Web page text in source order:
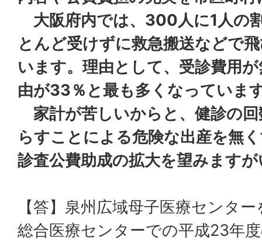
大阪府内では、300人に1人の
とんど受けずに救急搬送などで
います。理由として、受診費用
由が33％と最も多くなっていま
家計が苦しいからと、健診の
らすことによる危険な出産を無
診査公費助成の拡大を望みます
【答】泉州広域母子医療センタ
総合医療センターでの平成23年